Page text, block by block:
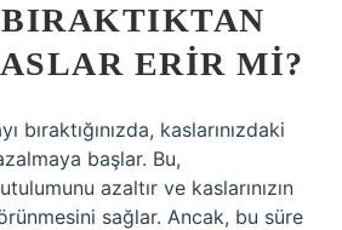
ERIR MI?
bıraktığınızda, kaslarınızdaki
başlar. Bu,
azaltır ve kaslarınızın
sağlar. Ancak, bu süre